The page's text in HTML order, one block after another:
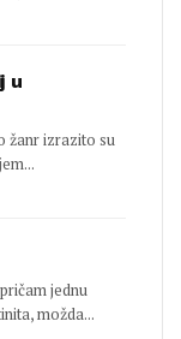
u
žanr izrazito su
jednu
možda...